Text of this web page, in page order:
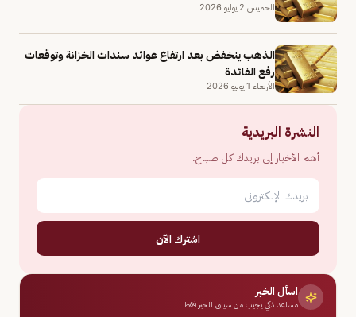
الخميس 2 يوليو 2026
الذهب ينخفض بعد ارتفاع عوائد سندات الخزانة وتوقعات
رفع الفائدة
الأربعاء 1 يوليو 2026
النشرة البريدية
أهم الأخبار إلى بريدك كل صباح.
اشترك الآن
اسأل الخبر
مساعد ذكي يجيب من سياق الخبر فقط